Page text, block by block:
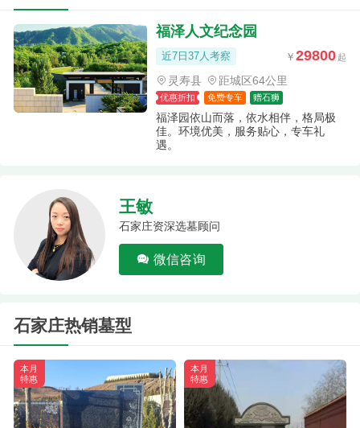
福泽人文纪念园
近7日37人考察 29800
灵寿县 距城区64公里
优惠折扣 免费专车 赠石狮
福泽园依山而落，依水相伴，格局极
佳。环境优美，服务贴心，专车礼
遇。
王敏
石家庄资深选墓顾问
微信咨询
石家庄热销墓型
本月
特惠
本月
特惠